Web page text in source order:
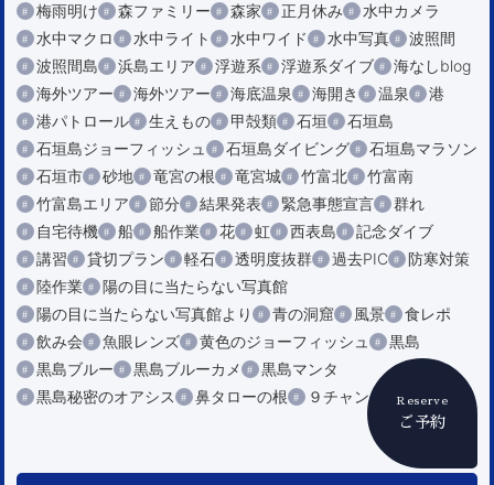
Reserve
ご予約
梅雨明け
森ファミリー 森家 正月休み
水中カメラ
水中マクロ
水中ライト 水中ワイド 水中写真
波照間
波照間島
浜島エリア 浮遊系 浮遊系ダイブ
海なしblog
海外ツアー
海外ツアー 海底温泉 海開き 温泉
港
港パトロール
生えもの 甲殻類 石垣
石垣島
石垣島ジョーフィッシュ
石垣島ダイビング
石垣島マラソン
石垣市
砂地 竜宮の根 竜宮城 竹富北
竹富南
竹富島エリア
節分 結果発表 緊急事態宣言
群れ
自宅待機
船 船作業 花 虹 西表島
記念ダイブ
講習
貸切プラン 軽石 透明度抜群 過去PIC
防寒対策
陸作業
陽の目に当たらない写真館
陽の目に当たらない写真館より
青の洞窟 風景
食レポ
飲み会
魚眼レンズ 黄色のジョーフィッシュ
黒島
黒島ブルー
黒島ブルーカメ
黒島マンタ
黒島秘密のオアシス
鼻タローの根 ９チャンネル ＡＫＩⅡ